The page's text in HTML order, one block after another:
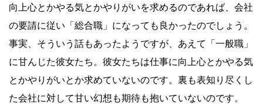
向上心とかやる気とかやりがいを求めるのであれば、会社
の要請に従い「総合職」になっても良かったのでしょう。
事実、そういう話もあったようですが、あえて「一般職」
に甘んじた彼女たち。彼女たちは仕事に向上心とかやる気
とかやりがいとか求めていないのです。裏も表知り尽くし
た会社に対して甘い幻想も期待も抱いていないのです。